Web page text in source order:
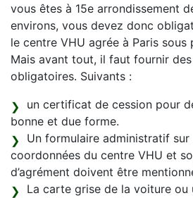
vous êtes à 15e arrondissement
environs, vous devez donc
le centre VHU agrée à Paris sous
Mais avant tout, il faut fournir
obligatoires. Suivants :
un certificat de cession pour
bonne et due forme.
Un formulaire administratif sur
coordonnées du centre VHU et
d’agrément doivent être
La carte grise de la voiture